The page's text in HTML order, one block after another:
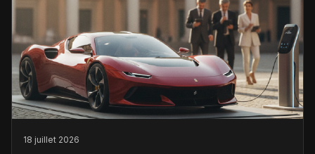
18 juillet 2026